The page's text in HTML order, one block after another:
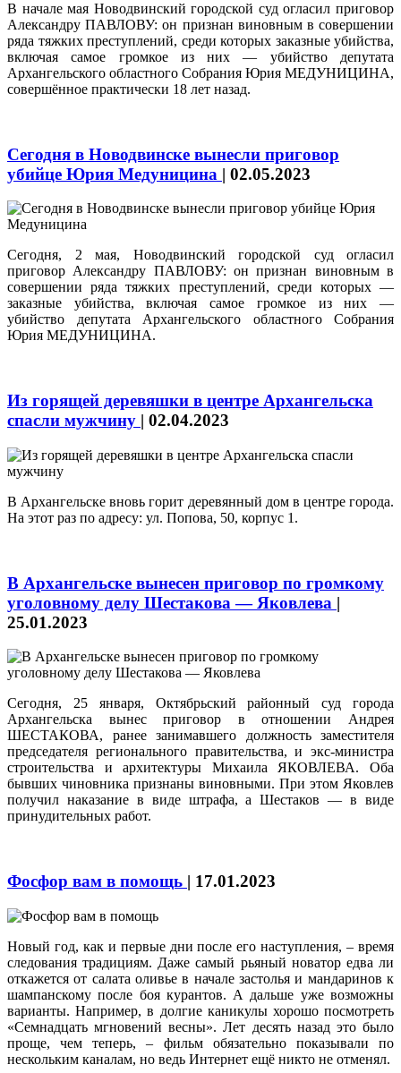
В начале мая Новодвинский городской суд огласил приговор
Александру ПАВЛОВУ: он признан виновным в совершении
ряда тяжких преступлений, среди которых заказные убийства,
включая самое громкое из них — убийство депутата
Архангельского областного Собрания Юрия МЕДУНИЦИНА,
совершённое практически 18 лет назад.
Сегодня в Новодвинске вынесли приговор
убийце Юрия Медуницина | 02.05.2023
Сегодня, 2 мая, Новодвинский городской суд огласил
приговор Александру ПАВЛОВУ: он признан виновным в
совершении ряда тяжких преступлений, среди которых —
заказные убийства, включая самое громкое из них —
убийство депутата Архангельского областного Собрания
Юрия МЕДУНИЦИНА.
Из горящей деревяшки в центре Архангельска
спасли мужчину | 02.04.2023
В Архангельске вновь горит деревянный дом в центре города.
На этот раз по адресу: ул. Попова, 50, корпус 1.
В Архангельске вынесен приговор по громкому
уголовному делу Шестакова — Яковлева |
25.01.2023
Сегодня, 25 января, Октябрьский районный суд города
Архангельска вынес приговор в отношении Андрея
ШЕСТАКОВА, ранее занимавшего должность заместителя
председателя регионального правительства, и экс-министра
строительства и архитектуры Михаила ЯКОВЛЕВА. Оба
бывших чиновника признаны виновными. При этом Яковлев
получил наказание в виде штрафа, а Шестаков — в виде
принудительных работ.
Фосфор вам в помощь | 17.01.2023
Новый год, как и первые дни после его наступления, – время
следования традициям. Даже самый рьяный новатор едва ли
откажется от салата оливье в начале застолья и мандаринов к
шампанскому после боя курантов. А дальше уже возможны
варианты. Например, в долгие каникулы хорошо посмотреть
«Семнадцать мгновений весны». Лет десять назад это было
проще, чем теперь, – фильм обязательно показывали по
нескольким каналам, но ведь Интернет ещё никто не отменял.